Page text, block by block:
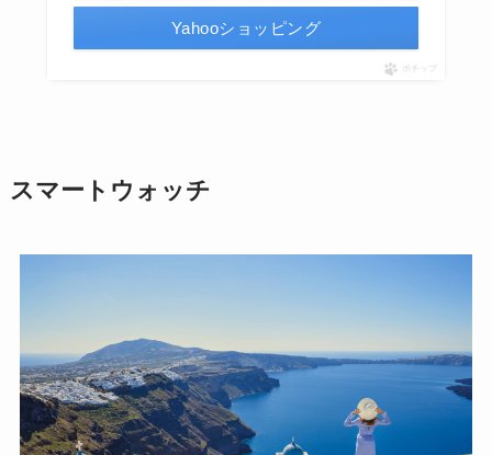
Yahooショッピング
ポチップ
スマートウォッチ